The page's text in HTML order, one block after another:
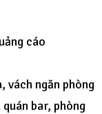
cáo
vách ngăn phòng
bar, phòng